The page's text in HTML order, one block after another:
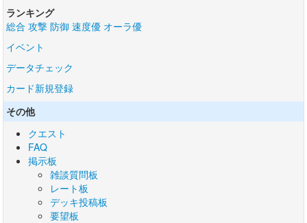
ランキング
総合 攻撃 防御 速度優 オーラ優
イベント
データチェック
カード新規登録
その他
クエスト
FAQ
掲示板
雑談質問板
レート板
デッキ投稿板
要望板